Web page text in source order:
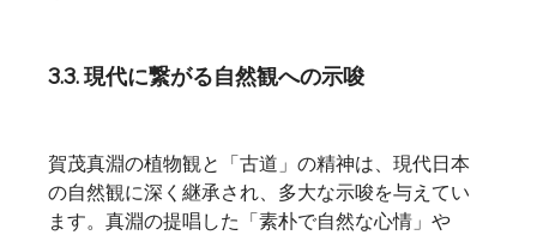
3.3. 現代に繋がる自然観への示唆
賀茂真淵の植物観と「古道」の精神は、現代日本
の自然観に深く継承され、多大な示唆を与えてい
ます。真淵の提唱した「素朴で自然な心情」や